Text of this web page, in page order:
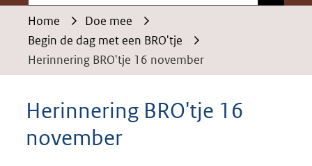
Home
Doe mee
Begin de dag met een BRO'tje
Herinnering BRO'tje 16 november
Herinnering BRO'tje 16
november